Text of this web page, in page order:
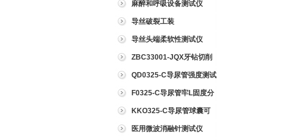
麻醉和呼吸设备测试仪
导丝破裂工装
导丝头端柔软性测试仪
ZBC33001-JQX牙钻切削
试验仪QD0325-C导尿管强度测试
仪
F0325-C导尿管牢L固度分
离力测试仪
KKO325-C导尿管球囊可
靠性测试仪
医用微波消融针测试仪